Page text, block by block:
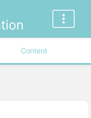
Content